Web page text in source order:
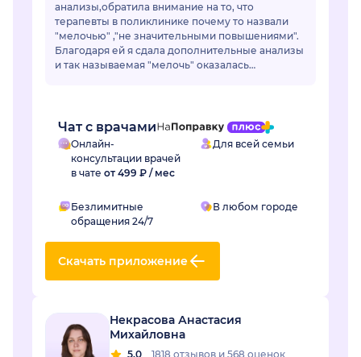
анализы,обратила внимание на то, что
терапевты в поликлинике почему то назвали
"мелочью" ,"не значительными повышениями".
Благодаря ей я сдала дополнительные анализы
и так называемая "мелочь" оказалась
Чат с врачами
Онлайн-
консультации врачей
в чате от 499 ₽ / мес
Для всей семьи
Безлимитные
обращения 24/7
В любом городе
Скачать приложение
Некрасова Анастасия
Михайловна
5.0 1818 отзывов и 568 оценок